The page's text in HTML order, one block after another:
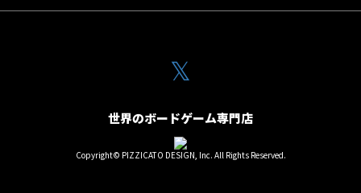
𝕏
世界のボードゲーム専門店
Copyright© PIZZICATO DESIGN, Inc. All Rights Reserved.